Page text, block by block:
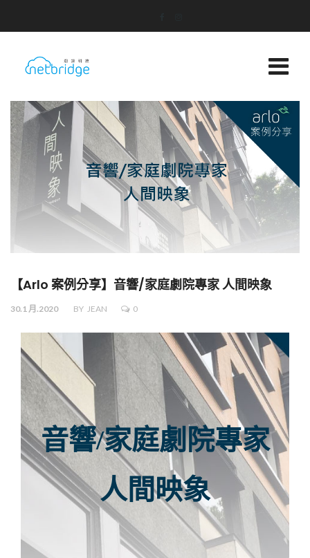
【Arlo 案例分享】音響/家庭劇院專家 人間映象
30.1 月.2020 BY JEAN 0
音響/家庭劇院專家
人間映象